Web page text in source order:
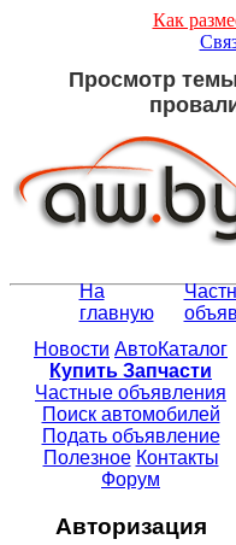
Как
Просмотр
На
главную
Новости АвтоКаталог
Купить Запчасти
Частные объявления
Поиск автомобилей
Подать объявление
Полезное Контакты
Форум
Авторизация